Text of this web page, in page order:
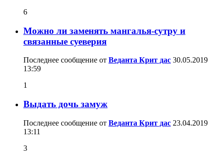
6
Можно ли заменять мангалья-сутру и
связанные суеверия
Последнее сообщение от Веданта Крит дас 30.05.2019
13:59
1
Выдать дочь замуж
Последнее сообщение от Веданта Крит дас 23.04.2019
13:11
3